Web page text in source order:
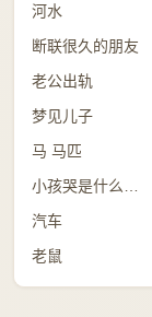
河水
断联很久的朋友
老公出轨
梦见儿子
马 马匹
汽车
老鼠